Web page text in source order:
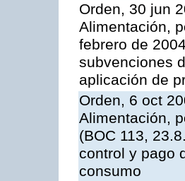
Orden, 30 jun
Alimentación,
febrero de
subvenciones
aplicación de
Orden, 6 oct
Alimentación,
(BOC 113,
control y pago
consumo